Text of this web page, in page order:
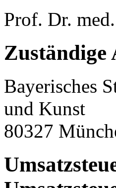
Prof. Dr.
Zuständige
Bayerisches
und Kunst
80327